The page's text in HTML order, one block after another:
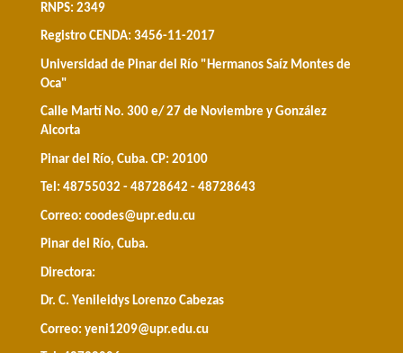
RNPS: 2349
Registro CENDA: 3456-11-2017
Universidad de Pinar del Río "Hermanos Saíz Montes de
Oca"
Calle Martí No. 300 e/ 27 de Noviembre y González
Alcorta
Pinar del Río, Cuba. CP: 20100
Tel: 48755032 - 48728642 - 48728643
Correo: coodes@upr.edu.cu
Pinar del Río, Cuba.
Directora:
Dr. C. Yenileidys Lorenzo Cabezas
Correo: yeni1209@upr.edu.cu